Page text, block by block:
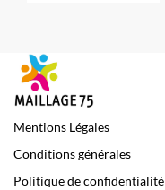
Mentions Légales
Conditions générales
Politique de confidentialité